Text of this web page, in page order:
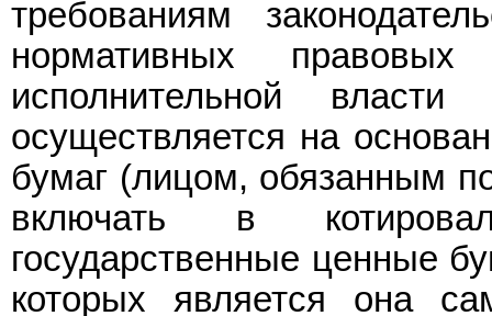
требованиям
нормативных
исполнительной
осуществляется на
бумаг (лицом, обязанным
включать в
государственные ценные
которых является она